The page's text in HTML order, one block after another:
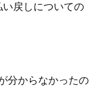
戻しについての
分からなかったの